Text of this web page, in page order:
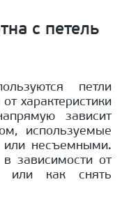
с петель
петли
характеристики
зависит
используемые
несъемными.
зависимости от
или как снять